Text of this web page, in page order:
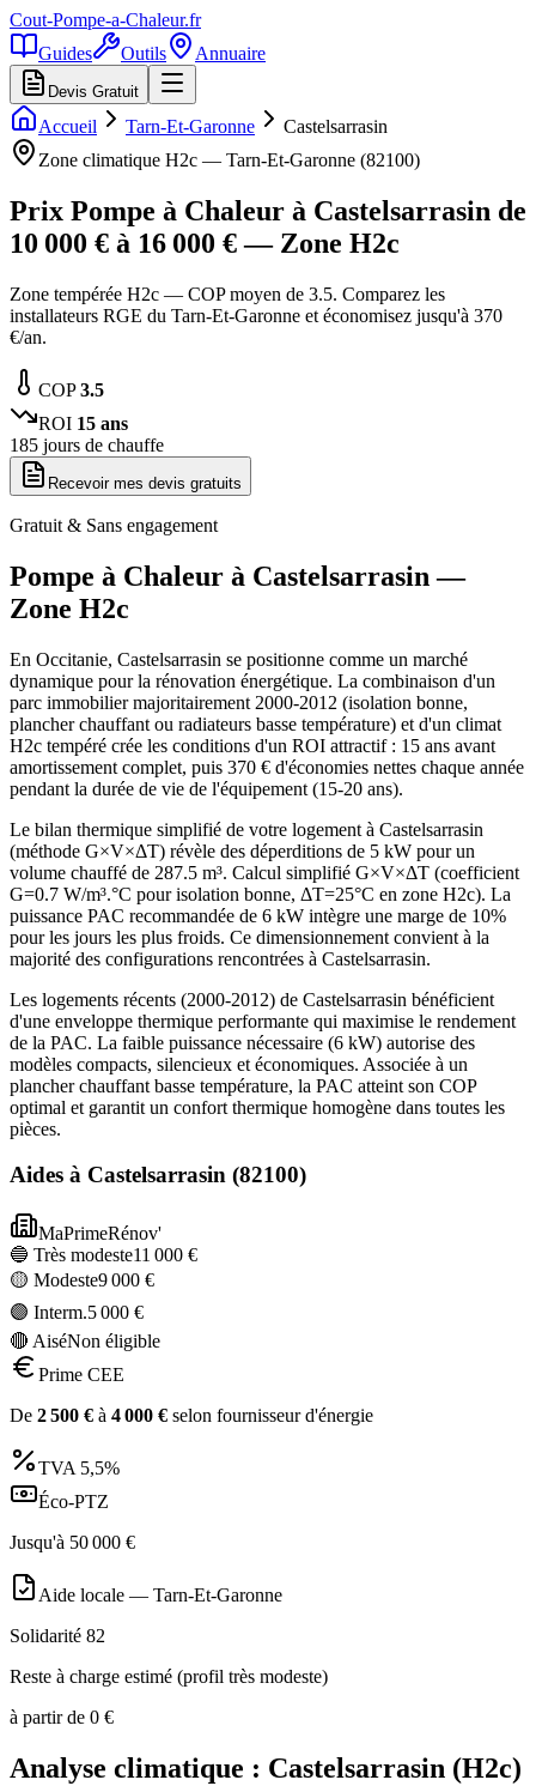
Cout-Pompe-a-Chaleur.fr
Guides
Outils Annuaire
Devis Gratuit
Accueil Tarn-Et-Garonne
Castelsarrasin
Zone climatique H2c — Tarn-Et-Garonne (82100)
Prix Pompe à Chaleur à Castelsarrasin de
10 000 € à 16 000 € — Zone H2c
Zone tempérée H2c — COP moyen de 3.5. Comparez les
installateurs RGE du Tarn-Et-Garonne et économisez jusqu'à 370
€/an.
COP3.5
ROI 15 ans
185 jours de chauffe
Recevoir mes devis gratuits
Gratuit & Sans engagement
Pompe à Chaleur à Castelsarrasin —
Zone H2c
En Occitanie, Castelsarrasin se positionne comme un marché
dynamique pour la rénovation énergétique. La combinaison d'un
parc immobilier majoritairement 2000-2012 (isolation bonne,
plancher chauffant ou radiateurs basse température) et d'un climat
H2c tempéré crée les conditions d'un ROI attractif : 15 ans avant
amortissement complet, puis 370 € d'économies nettes chaque année
pendant la durée de vie de l'équipement (15-20 ans).
Le bilan thermique simplifié de votre logement à Castelsarrasin
(méthode G×V×ΔT) révèle des déperditions de 5 kW pour un
volume chauffé de 287.5 m³. Calcul simplifié G×V×ΔT (coefficient
G=0.7 W/m³.°C pour isolation bonne, ΔT=25°C en zone H2c). La
puissance PAC recommandée de 6 kW intègre une marge de 10%
pour les jours les plus froids. Ce dimensionnement convient à la
majorité des configurations rencontrées à Castelsarrasin.
Les logements récents (2000-2012) de Castelsarrasin bénéficient
d'une enveloppe thermique performante qui maximise le rendement
de la PAC. La faible puissance nécessaire (6 kW) autorise des
modèles compacts, silencieux et économiques. Associée à un
plancher chauffant basse température, la PAC atteint son COP
optimal et garantit un confort thermique homogène dans toutes les
pièces.
Aides à Castelsarrasin (82100)
MaPrimeRénov'
🔵 Très modeste11 000 €
🟡 Modeste9 000 €
🟣 Interm.5 000 €
🔴 AiséNon éligible
Prime CEE
De 2 500 € à 4 000 € selon fournisseur d'énergie
TVA 5,5%
Éco-PTZ
Jusqu'à 50 000 €
Aide locale — Tarn-Et-Garonne
Solidarité 82
Reste à charge estimé (profil très modeste)
à partir de 0 €
Analyse climatique : Castelsarrasin (H2c)